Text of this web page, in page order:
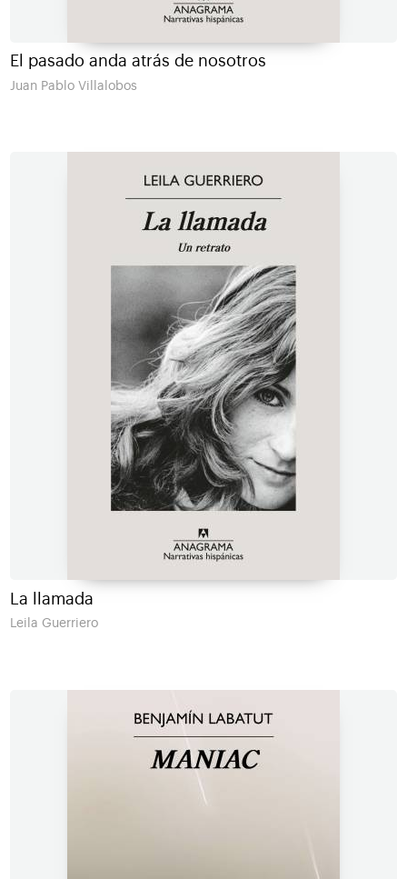
El pasado anda atrás de nosotros
Juan Pablo Villalobos
La llamada
Leila Guerriero